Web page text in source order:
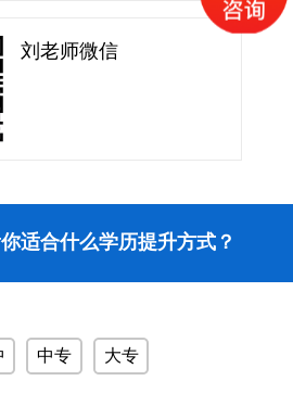
刘老师微信
适合什么学历提升方式？
中专 大专